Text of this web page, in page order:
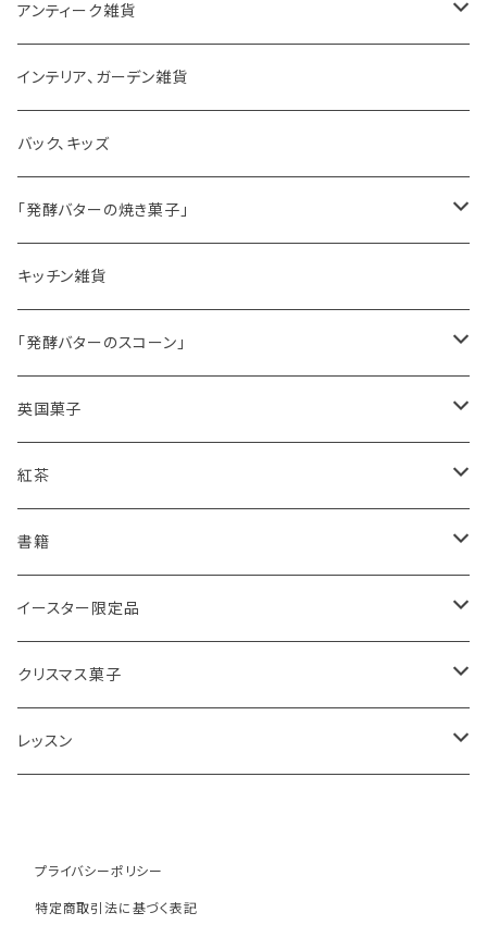
アンティーク雑貨
ゼリーモールド
コンポート
ハマースレイ
インテリア、ガーデン雑貨
バック、キッズ
「発酵バターの焼き菓子」
バターサンドクッキー
シードケーキ
レモンドリズルケーキ
オーガニックラベンダー
ルバーブ
アールグレイ
いちご
キッチン雑貨
「発酵バターのスコーン」
プレーンスコーン
スコーンギフト
スコーンと紅茶のギフト
アールグレイティースコーン
チーズスコーン
オーガニックラベンダー
抹茶と小豆
栗のスコーン
苺ミルク
英国菓子
レモンドリズルケーキ
バナナブレッド
ウエリッシュケーキ
ヴィクトリアサンドイッチケーキ
オレンジとポピーシードのケーキ
シードケーキ
紅茶
アールグレイ
リーフ
ティーバッグ
セイロンティー
ディンブラ
ウバ
キャンディー
紅茶ギフト
紅茶・お菓子ギフト
薔薇の紅茶
イングリッシュブレックファースト
書籍
インテリア
紅茶缶
本
テーブル雑貨・器
イースター限定品
ビスケット・クッキー
アイシングクッキー
クリスマス菓子
ミンスパイ
ジンジャーブレッドマン
レッスン
オンラインレッスン
プライバシーポリシー
特定商取引法に基づく表記